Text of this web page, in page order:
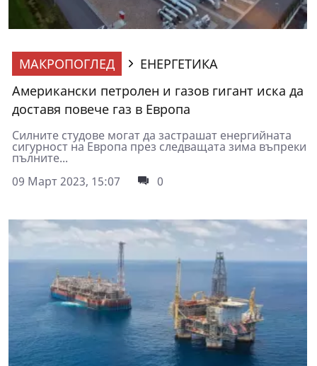
МАКРОПОГЛЕД
ЕНЕРГЕТИКА
Американски петролен и газов гигант иска да
доставя повече газ в Европа
Силните студове могат да застрашат енергийната
сигурност на Европа през следващата зима въпреки
пълните...
09 Март 2023, 15:07
0